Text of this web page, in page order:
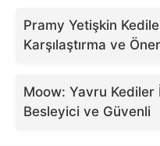
Pramy Yetişkin
Karşılaştırma ve
Moow: Yavru
Besleyici ve Güvenli